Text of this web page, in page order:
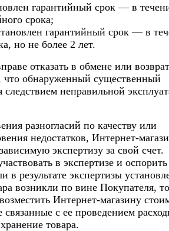
гарантийный срок — в
срока;
гарантийный срок — в
но не более 2 лет.
отказать в обмене или
что обнаруженный существенный
следствием неправильной
разногласий по качеству или
недостатков, Интернет-
экспертизу за свой счет.
в экспертизе и оспорить
в результате экспертизы
возникли по вине Покупателя, то
Интернет-магазину
связанные с ее проведением
товара.